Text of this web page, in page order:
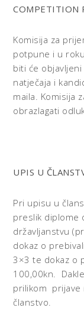
COMPETITION
Komisija za
potpune i u
biti će
natječaja i
maila. Komisija
obrazlagati
UPIS U
Pri upisu u
preslik diplome
državljanstvu
dokaz o
3×3 te dokaz o
100,00kn.
prilikom prijave
članstvo.